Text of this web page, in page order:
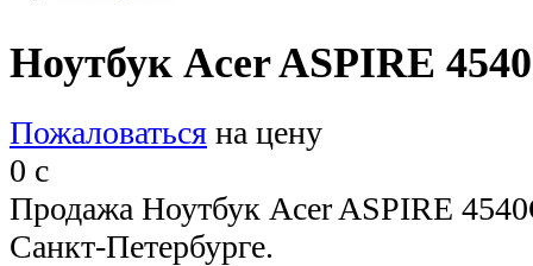
Ноутбук Acer ASPIRE
Пожаловаться на цену
0 c
Продажа Ноутбук Acer ASPIRE
Санкт-Петербурге.